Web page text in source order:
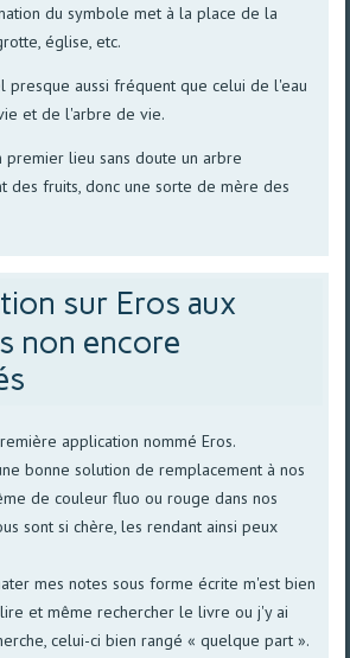
du symbole met à la place de la
église, etc.
presque aussi fréquent que celui de l'eau
et de l'arbre de vie.
premier lieu sans doute un arbre
des fruits, donc une sorte de mère des
sur Eros aux
non encore
application nommé Eros.
bonne solution de remplacement à nos
de couleur fluo ou rouge dans nos
sont si chère, les rendant ainsi peux
mes notes sous forme écrite m'est bien
et même rechercher le livre ou j'y ai
celui-ci bien rangé « quelque part ».